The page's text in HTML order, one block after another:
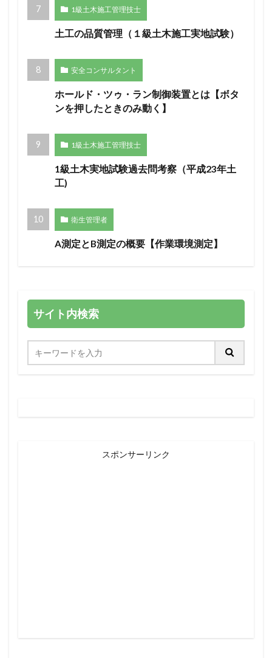
1級土木施工管理技士
土工の品質管理（１級土木施工実地試験）
安全コンサルタント
ホールド・ツゥ・ラン制御装置とは【ボタ
ンを押したときのみ動く】
1級土木施工管理技士
1級土木実地試験過去問考察（平成23年土
工)
衛生管理者
A測定とB測定の概要【作業環境測定】
サイト内検索
スポンサーリンク